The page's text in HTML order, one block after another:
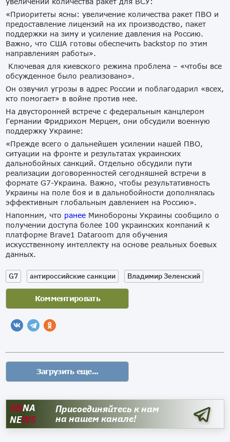
«Приоритеты ясны: увеличение количества ракет ПВО и
предоставление лицензий на их производство, пакет
поддержки на зиму и усиление давления на Россию.
Важно, что США готовы обеспечить backstop по этим
направлениям работы».
Ключевая для киевского режима проблема – «чтобы все
обсужденное было реализовано».
Он озвучил угрозы в адрес России и поблагодарил «всех,
кто помогает» в войне против нее.
На двусторонней встрече с федеральным канцлером
Германии Фридрихом Мерцем, они обсудили военную
поддержку Украине:
«Прежде всего о дальнейшем усилении нашей ПВО,
ситуации на фронте и результатах украинских
дальнобойных санкций. Отдельно обсудили пути
реализации договоренностей сегодняшней встречи в
формате G7-Украина. Важно, чтобы результативность
Украины на поле боя и в дальнобойности дополнялась
эффективным глобальным давлением на Россию».
Напомним, что ранее Минобороны Украины сообщило о
получении доступа более 100 украинских компаний к
платформе Brave1 Dataroom для обучения
искусственному интеллекту на основе реальных боевых
данных.
G7 антироссийские санкции Владимир Зеленский
ANNA
NEWS
Присоединяйтесь к нам
на нашем канале!